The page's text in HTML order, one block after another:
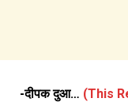
-दीपक दुआ… (This